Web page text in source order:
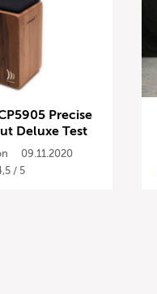
Precise
Deluxe Test
09.11.2020
/ 5